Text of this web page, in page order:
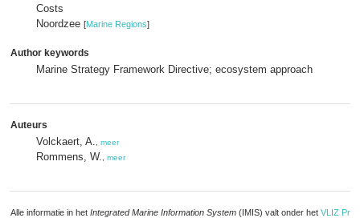
Costs
Noordzee [Marine Regions]
Author keywords
Marine Strategy Framework Directive; ecosystem approach
Auteurs
Volckaert, A. meer
Rommens, W. meer
Alle informatie in het Integrated Marine Information System (IMIS) valt onder het VLIZ